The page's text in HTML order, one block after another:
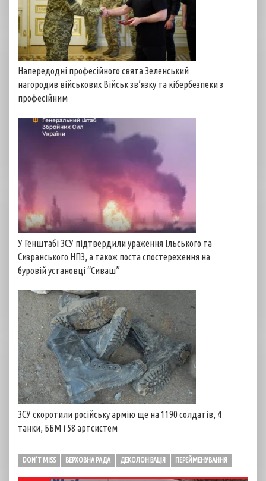
Напередодні професійного свята Зеленський
нагородив військових Військ зв’язку та кібербезпеки з
професійним
У Генштабі ЗСУ підтвердили ураження Ільського та
Сизранського НПЗ, а також поста спостереження на
буровій установці “Сиваш”
ЗСУ скоротили російську армію ще на 1190 солдатів, 4
танки, ББМ і 58 артсистем
DON'T MISS ВЕРХОВНА РАДА ДЕКОЛОНІЗАЦІЯ ПЕРЕЙМЕНУВАННЯ